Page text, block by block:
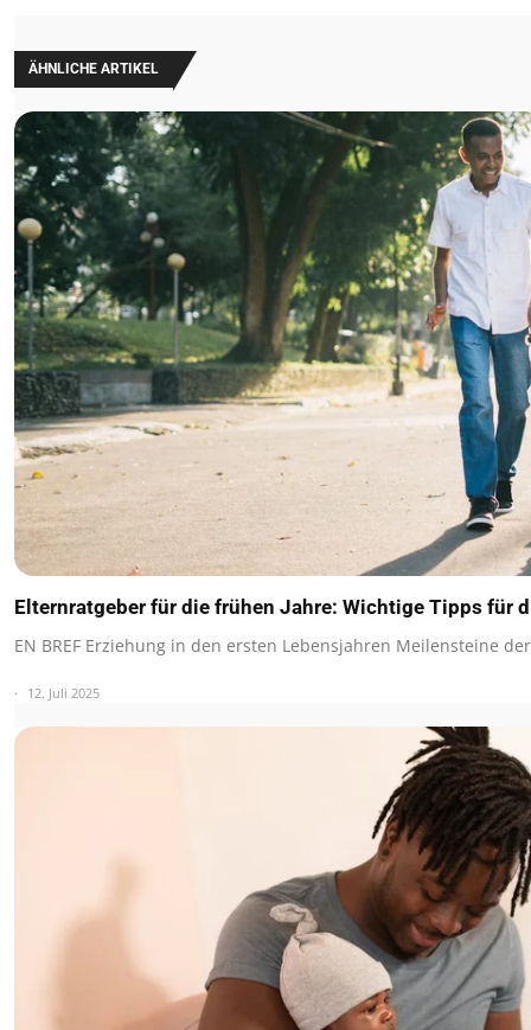
ÄHNLICHE ARTIKEL
Elternratgeber für die frühen Jahre: Wichtige Tipps für
EN BREF Erziehung in den ersten Lebensjahren Meilensteine
12. Juli 2025